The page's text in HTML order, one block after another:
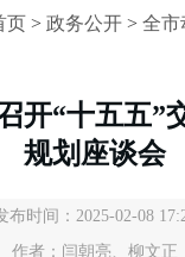
页 > 政务公开 > 全市
开“十五五”
规划座谈会
布时间：2025-02-08
作者：闫朝亮、柳文正